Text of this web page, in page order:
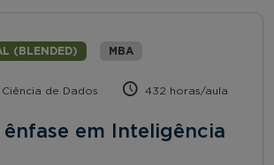
(BLENDED) MBA
de Dados 432 horas/aula
ênfase em Inteligência